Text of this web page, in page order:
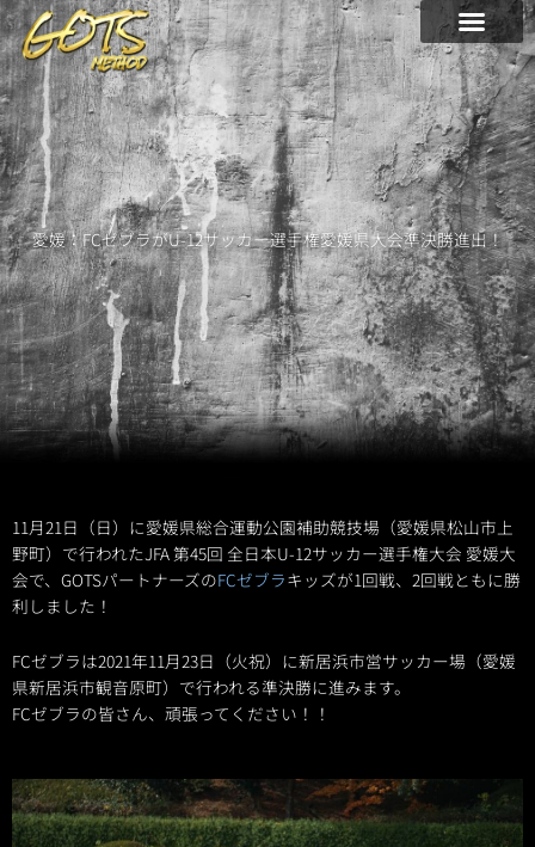
内
容
を
ス
キ
ッ
プ
愛媛：FCゼブラがU-12サッカー選手権愛媛県大会準決勝進出！
11月21日（日）に愛媛県総合運動公園補助競技場（愛媛県松山市上
野町）で行われたJFA 第45回 全日本U-12サッカー選手権大会 愛媛大
会で、GOTSパートナーズのFCゼブラキッズが1回戦、2回戦ともに勝
利しました！
FCゼブラは2021年11月23日（火祝）に新居浜市営サッカー場（愛媛
県新居浜市観音原町）で行われる準決勝に進みます。
FCゼブラの皆さん、頑張ってください！！